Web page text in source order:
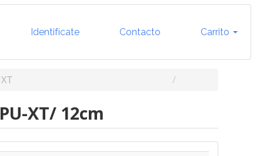
Identifícate Contacto Carrito
XT/ 12cm